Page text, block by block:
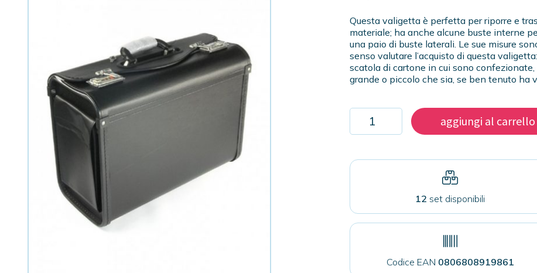
Questa valigetta è perfetta per riporre e
materiale; ha anche alcune buste interne
una paio di buste laterali. Le sue misure
senso valutare l’acquisto di questa
scatola di cartone in cui sono
grande o piccolo che sia, se ben tenuto ha
Valigetta
rinforzata
porta
in
aggiungi al carrello
12 set disponibili
Codice EAN 0806808919861